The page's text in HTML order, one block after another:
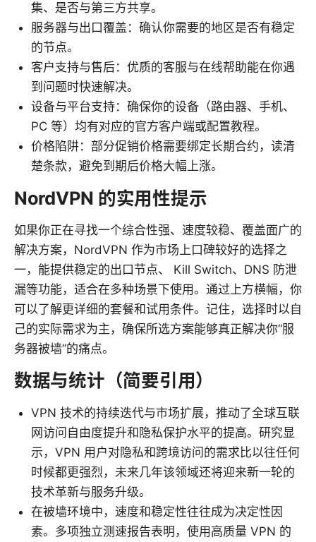
集、是否与第三方共享。
服务器与出口覆盖：确认你需要的地区是否有稳定
的节点。
客户支持与售后：优质的客服与在线帮助能在你遇
到问题时快速解决。
设备与平台支持：确保你的设备（路由器、手机、
PC 等）均有对应的官方客户端或配置教程。
价格陷阱：部分促销价格需要绑定长期合约，读清
楚条款，避免到期后价格大幅上涨。
NordVPN 的实用性提示
如果你正在寻找一个综合性强、速度较稳、覆盖面广的
解决方案，NordVPN 作为市场上口碑较好的选择之
一，能提供稳定的出口节点、 Kill Switch、DNS 防泄
漏等功能，适合在多种场景下使用。通过上方横幅，你
可以了解更详细的套餐和试用条件。记住，选择时以自
己的实际需求为主，确保所选方案能够真正解决你“服
务器被墙”的痛点。
数据与统计（简要引用）
VPN 技术的持续迭代与市场扩展，推动了全球互联
网访问自由度提升和隐私保护水平的提高。研究显
示，VPN 用户对隐私和跨境访问的需求比以往任何
时候都更强烈，未来几年该领域还将迎来新一轮的
技术革新与服务升级。
在被墙环境中，速度和稳定性往往成为决定性因
素。多项独立测速报告表明，使用高质量 VPN 的